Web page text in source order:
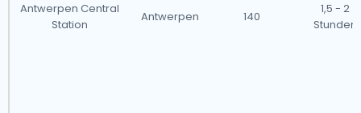
Antwerpen Central
Station
Antwerpen 140
1,5 - 2
Stunden